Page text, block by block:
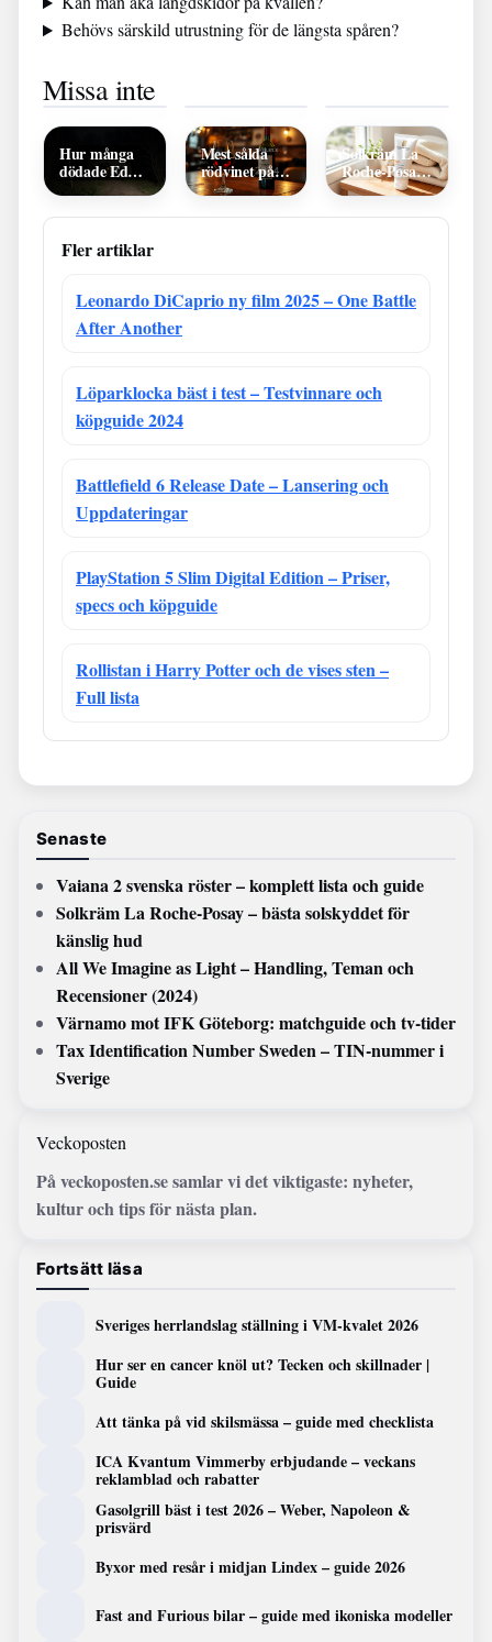
Behövs särskild utrustning för de längsta spåren?
Missa inte
fein? Slang,
Travis Scott
hitta dina
dagar
och treaming
Hur många
dödade Ed
Gein? Fakta
Mest sålda
rödvinet på
Systembolaget
topplistan
Solkräm La
Roche-Posay
– bästa
känslig hud
Fler artiklar
Leonardo DiCaprio ny film 2025 – One Battle
After Another
Löparklocka bäst i test – Testvinnare och
köpguide 2024
Battlefield 6 Release Date – Lansering och
Uppdateringar
PlayStation 5 Slim Digital Edition – Priser,
specs och köpguide
Rollistan i Harry Potter och de vises sten –
Full lista
Senaste
Vaiana 2 svenska röster – komplett lista och guide
Solkräm La Roche-Posay – bästa solskyddet för
känslig hud
All We Imagine as Light – Handling, Teman och
Recensioner (2024)
Värnamo mot IFK Göteborg: matchguide och tv-tider
Tax Identification Number Sweden – TIN-nummer i
Sverige
Veckoposten
På veckoposten.se samlar vi det viktigaste: nyheter,
kultur och tips för nästa plan.
Fortsätt läsa
Sveriges herrlandslag ställning i VM-kvalet 2026
Hur ser en cancer knöl ut? Tecken och skillnader |
Guide
Att tänka på vid skilsmässa – guide med checklista
ICA Kvantum Vimmerby erbjudande – veckans
reklamblad och rabatter
Gasolgrill bäst i test 2026 – Weber, Napoleon &
prisvärd
Byxor med resår i midjan Lindex – guide 2026
Fast and Furious bilar – guide med ikoniska modeller